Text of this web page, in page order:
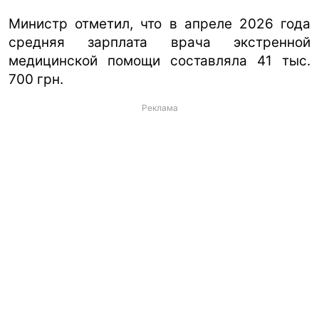
Министр отметил, что в апреле 2026 года
средняя зарплата врача экстренной
медицинской помощи составляла 41 тыс.
700 грн.
Реклама